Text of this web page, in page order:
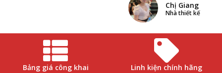
Chị Giang
Nhà thiết kế
Bảng giá công khai Linh kiện chính hãng